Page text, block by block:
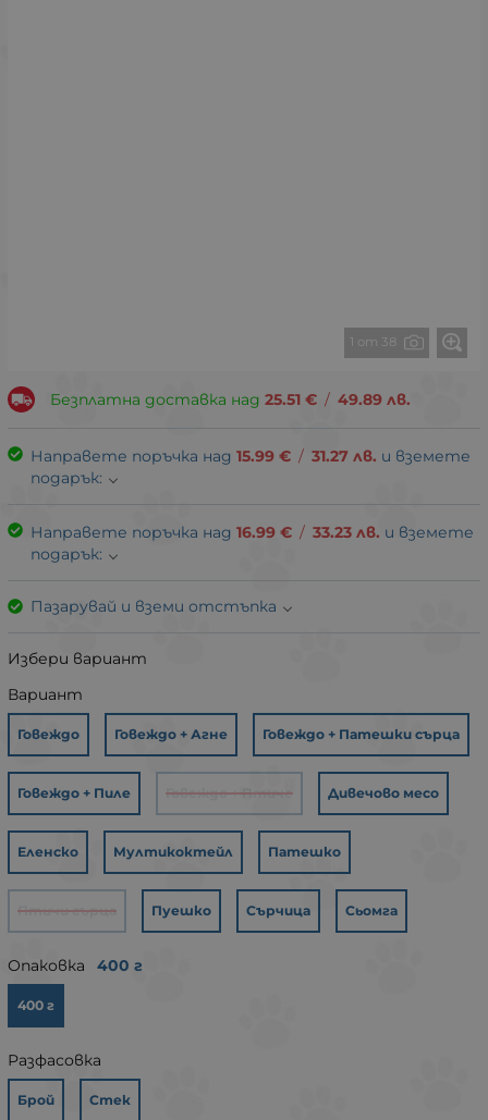
1 от 38
Безплатна доставка над 25.51 € / 49.89 лв.
Направете поръчка над 15.99 € / 31.27 лв. и вземете
подарък:
Направете поръчка над 16.99 € / 33.23 лв. и вземете
подарък:
Пазарувай и вземи отстъпка
Избери вариант
Вариант
Говеждо Говеждо + Агне Говеждо + Патешки сърца
Говеждо + Пиле Говеждо + Птиче Дивечово месо
Еленско Мултикоктейл Патешко
Птичи сърца Пуешко Сърчица Сьомга
Опаковка 400 г
400 г
Разфасовка
Брой Стек